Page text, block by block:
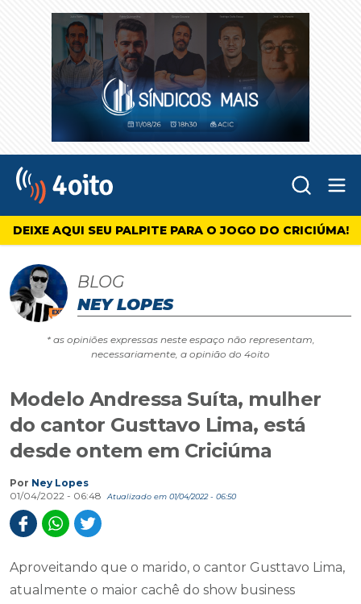
4oito
DEIXE AQUI SEU PALPITE PARA O JOGO DO CRICIÚMA!
BLOG
NEY LOPES
* as opiniões expressas neste espaço não representam,
necessariamente, a opinião do 4oito
Modelo Andressa Suíta, mulher
do cantor Gusttavo Lima, está
desde ontem em Criciúma
Por Ney Lopes
01/04/2022 - 06:48
Atualizado em 01/04/2022 - 06:50
Aproveitando que o marido, o cantor Gusttavo Lima,
atualmente o maior cachê do show business